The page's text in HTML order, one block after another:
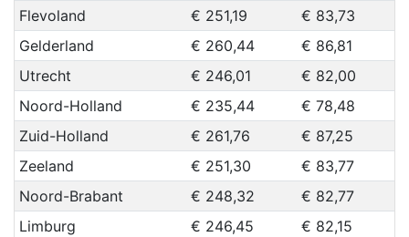
Flevoland
€ 251,19
€ 83,73
Gelderland
€ 260,44
€ 86,81
Utrecht
€ 246,01
€ 82,00
Noord-Holland
€ 235,44
€ 78,48
Zuid-Holland
€ 261,76
€ 87,25
Zeeland
€ 251,30
€ 83,77
Noord-Brabant
€ 248,32
€ 82,77
Limburg
€ 246,45 € 82,15